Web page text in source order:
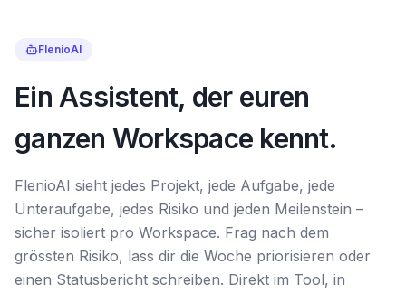
FlenioAI
Ein Assistent, der euren
ganzen Workspace kennt.
FlenioAI sieht jedes Projekt, jede Aufgabe, jede
Unteraufgabe, jedes Risiko und jeden Meilenstein –
sicher isoliert pro Workspace. Frag nach dem
grössten Risiko, lass dir die Woche priorisieren oder
einen Statusbericht schreiben. Direkt im Tool, in